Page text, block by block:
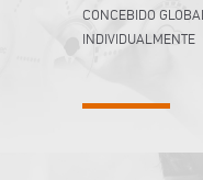
CONCEBIDO
INDIVIDUALMENTE